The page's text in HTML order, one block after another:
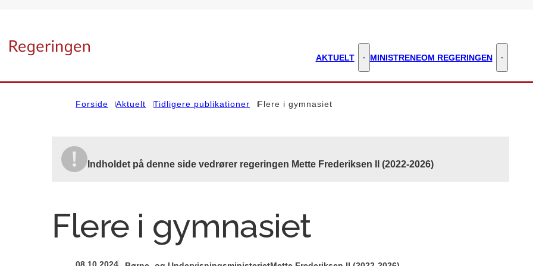
AKTUELT Aktuelt - Flere links
MINISTRENEOM REGERINGEN Om
Forside Aktuelt Tidligere publikationer Flere i gymnasiet
Indholdet på denne side vedrører regeringen Mette Frederiksen II (2022-2026)
Flere i gymnasiet
08.10.2024